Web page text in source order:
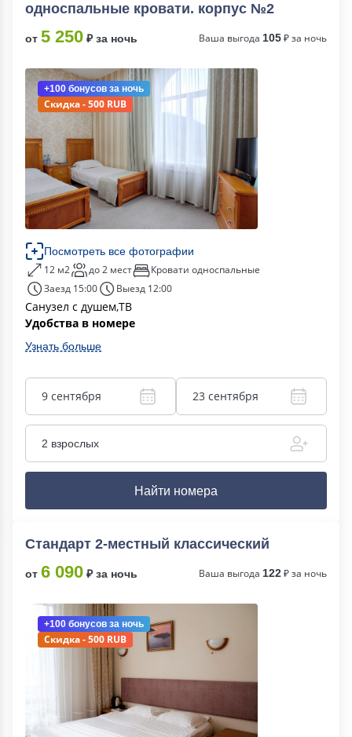
односпальные кровати. корпус №2
от 5 250 ₽ за ночь Ваша выгода 105₽ за ночь
+100 бонусов за ночь
Скидка - 500 RUB
Посмотреть все фотографии
12 м2 до 2 мест
Кровати односпальные
Заезд 15:00
Выезд 12:00
Санузел с душем,ТВ
Удобства в номере
Узнать больше
9 сентября 23 сентября
2 взрослых
Найти номера
Стандарт 2-местный классический
от 6 090 ₽ за ночь Ваша выгода 122₽ за ночь
+100 бонусов за ночь
Скидка - 500 RUB